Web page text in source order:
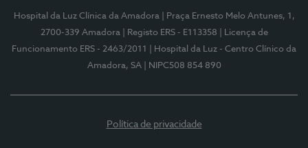
Hospital da Luz Clínica da Amadora
| Praça Ernesto Melo Antunes, 1,
2700-339 Amadora
| Registo ERS - E113358
| Licença de
Funcionamento ERS - 2463/2011
| Hospital da Luz - Centro Clínico da
Amadora, SA
| NIPC508 854 890
Política de privacidade